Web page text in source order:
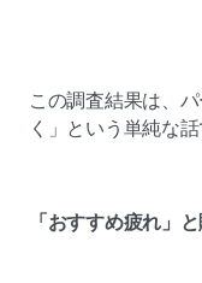
この調査結果は、
く」という単純な
「おすすめ疲れ」